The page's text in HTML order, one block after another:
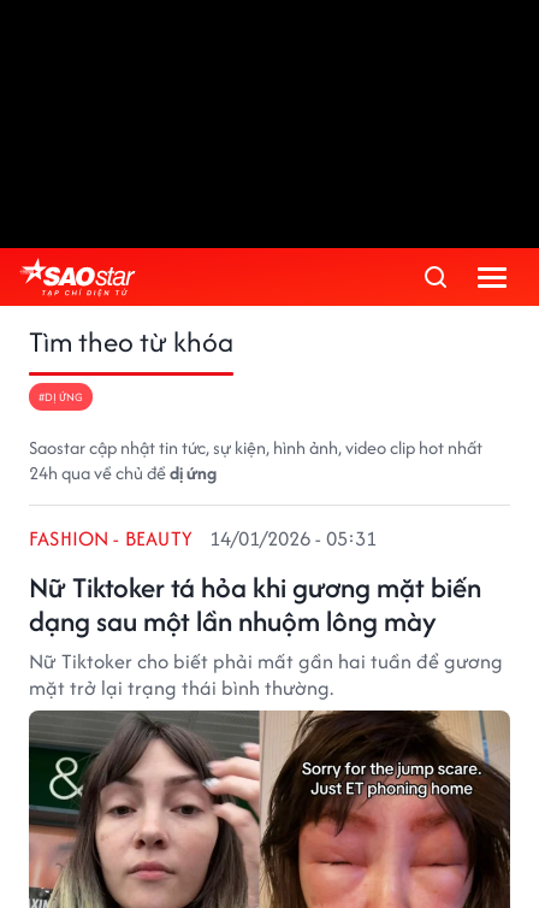
Tìm theo từ khóa
#DỊ ỨNG
Saostar cập nhật tin tức, sự kiện, hình ảnh, video clip hot nhất
24h qua về chủ đềdị ứng
Nữ Tiktoker tá hỏa khi gương mặt biến
dạng sau một lần nhuộm lông mày
FASHION - BEAUTY 14/01/2026 - 05:31
Nữ Tiktoker cho biết phải mất gần hai tuần để gương
mặt trở lại trạng thái bình thường.